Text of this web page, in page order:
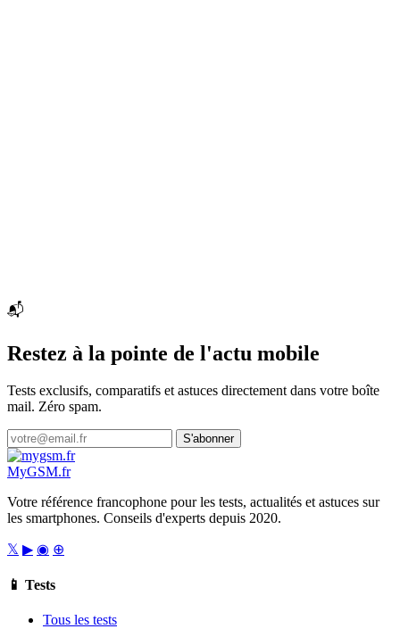
📬
Restez à la pointe de l'actu mobile
Tests exclusifs, comparatifs et astuces directement dans votre boîte
mail. Zéro spam.
S'abonner
MyGSM.fr
Votre référence francophone pour les tests, actualités et astuces sur
les smartphones. Conseils d'experts depuis 2020.
𝕏 ▶ ◉ ⊕
📱 Tests
Tous les tests